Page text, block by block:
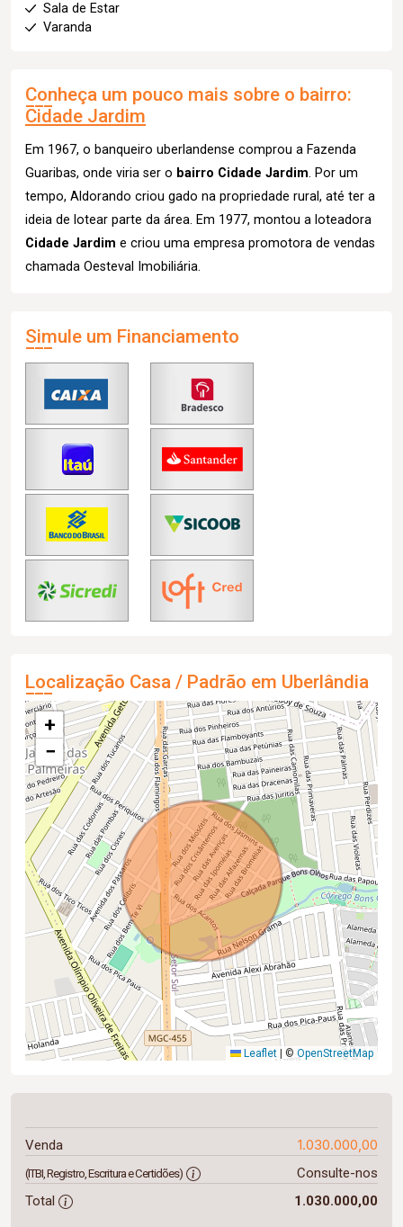
Sala de Estar
Varanda
Conheça um pouco mais sobre o bairro:
Cidade Jardim
Em 1967, o banqueiro uberlandense comprou a Fazenda
Guaribas, onde viria ser o bairro Cidade Jardim. Por um
tempo, Aldorando criou gado na propriedade rural, até ter a
ideia de lotear parte da área. Em 1977, montou a loteadora
Cidade Jardim e criou uma empresa promotora de vendas
chamada Oesteval Imobiliária.
Simule um Financiamento
Localização Casa / Padrão em Uberlândia
+
−
Leaflet © OpenStreetMap
Venda 1.030.000,00
(ITBI, Registro, Escritura e Certidões)
Consulte-nos
Total
1.030.000,00